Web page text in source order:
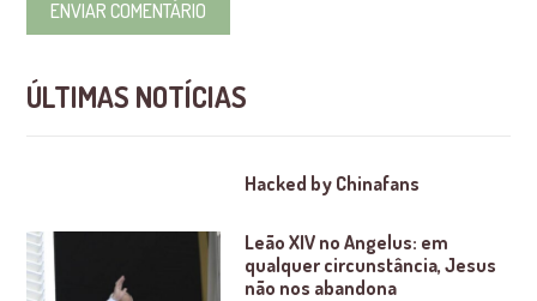
ÚLTIMAS NOTÍCIAS
Hacked by Chinafans
Leão XIV no Angelus: em
qualquer circunstância, Jesus
não nos abandona